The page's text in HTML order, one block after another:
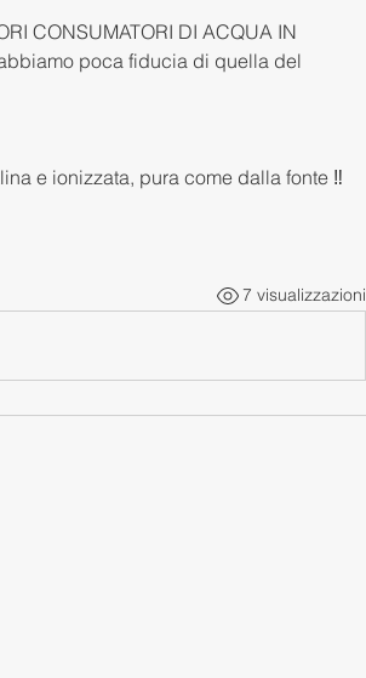
CONSUMATORI DI ACQUA IN
poca fiducia di quella del
e ionizzata, pura come dalla fonte ‼️
7 visualizzazioni